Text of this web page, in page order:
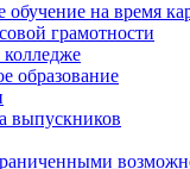
обучение на время
грамотности
колледже
образование
выпускников